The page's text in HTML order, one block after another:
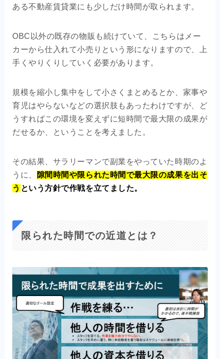
ある不動産賃貸業にも少しだけ時間が取られます。
OBC以外の既存の物販も続けていて、こちらはメー
カーから仕入れて小売りという形になりますので、上
手くやりくりしていく必要があります。
規模を縮小し集中をして小さくまとめるとか、家事や
育児はやらないなどの選択肢もあったわけですが、ど
うすればこの環境を変えずに短時間で最大限の成果が
だせるか、ということを考えました。
その結果、サラリーマンで副業をやっていた時期のよ
うに、
隙間時間や限られた時間で最大限の成果を出そ
う という方針で作戦を立てました。
限られた時間での近道とは？